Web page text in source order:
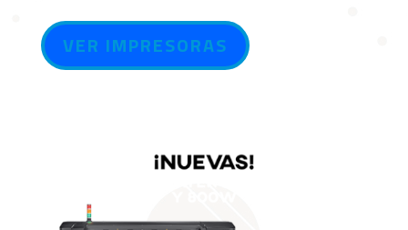
VER IMPRESORAS